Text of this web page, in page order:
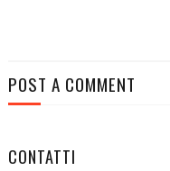
POST A COMMENT
CONTATTI